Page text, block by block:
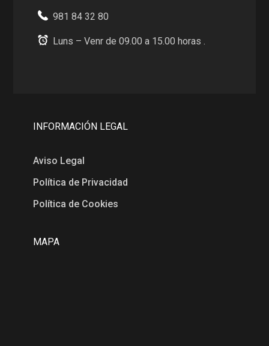
981 84 32 80
Luns – Venr de 09.00 a 15.00 horas .
INFORMACIÓN LEGAL
Aviso Legal
Política de Privacidad
Política de Cookies
MAPA